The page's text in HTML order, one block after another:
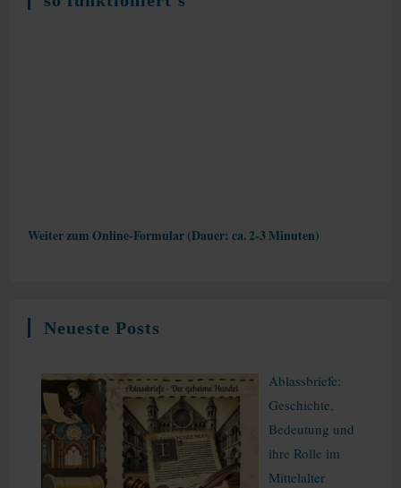
Weiter zum Online-Formular (Dauer: ca. 2-3 Minuten)
Neueste Posts
Ablassbriefe:
Geschichte,
Bedeutung und
ihre Rolle im
Mittelalter